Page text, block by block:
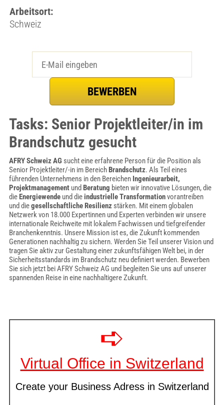
Arbeitsort:
Schweiz
Tasks: Senior Projektleiter/in im
Brandschutz gesucht
AFRY Schweiz AG sucht eine erfahrene Person für die Position als
Senior Projektleiter/-in im BereichBrandschutz. Als Teil eines
führenden Unternehmens in den Bereichen Ingenieurarbeit,
Projektmanagementund Beratung bieten wir innovative Lösungen, die
dieEnergiewendeund dieindustrielle Transformationvorantreiben
und diegesellschaftliche Resilienzstärken. Mit einem globalen
Netzwerk von 18.000 Expertinnen und Experten verbinden wir unsere
internationale Reichweite mit lokalem Fachwissen und tiefgreifender
Branchenkenntnis. Unsere Mission ist es, die Zukunft kommenden
Generationen nachhaltig zu sichern. Werden Sie Teil unserer Vision und
tragen Sie aktiv zur Gestaltung einer zukunftsfähigen Welt bei, in der
Sicherheitsstandards im Brandschutz neu definiert werden. Bewerben
Sie sich jetzt bei AFRY Schweiz AG und begleiten Sie uns auf unserer
spannenden Reise in eine nachhaltigere Zukunft.